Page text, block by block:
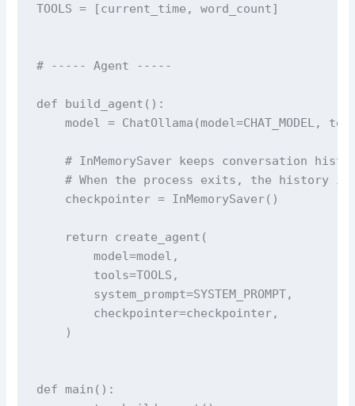
TOOLS = [current_time, word_count]
# ----- Agent -----
def build_agent():
model = ChatOllama(model=CHAT_MODEL,
# InMemorySaver keeps conversation
# When the process exits, the history
    checkpointer = InMemorySaver()
    return create_agent(
        model=model,
        tools=TOOLS,
        system_prompt=SYSTEM_PROMPT,
        checkpointer=checkpointer,
    )
def main():